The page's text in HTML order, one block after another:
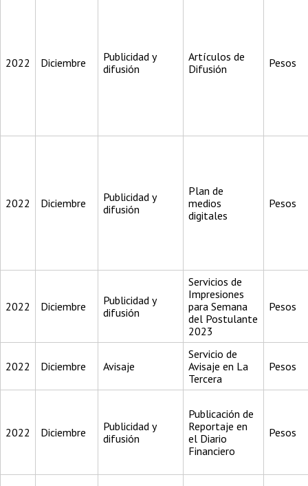
2022 Diciembre
Publicidad y
difusión
Artículos de
Difusión
Pesos
2022 Diciembre
Publicidad y
difusión
Plan de
medios
digitales
Pesos
2022 Diciembre
Publicidad y
difusión
Servicios de
Impresiones
para Semana
del Postulante
2023
Pesos
2022 Diciembre Avisaje
Servicio de
Avisaje en La
Tercera
Pesos
2022 Diciembre
Publicidad y
difusión
Publicación de
Reportaje en
el Diario
Financiero
Pesos